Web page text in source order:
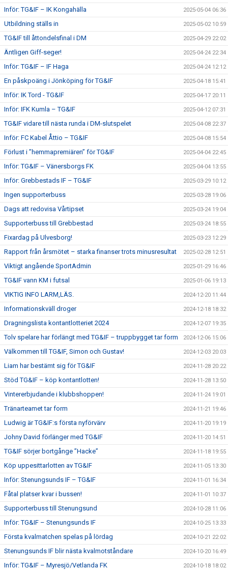
Inför: TG&IF – IK Kongahälla 2025-05-04 06:36
Utbildning ställs in 2025-05-02 10:59
TG&IF till åttondelsfinal i DM 2025-04-29 22:02
Äntligen Giff-seger! 2025-04-24 22:34
Inför: TG&IF – IF Haga 2025-04-24 12:12
En påskpoäng i Jönköping för TG&IF 2025-04-18 15:41
Inför: IK Tord - TG&IF 2025-04-17 20:11
Inför: IFK Kumla – TG&IF 2025-04-12 07:31
TG&IF vidare till nästa runda i DM-slutspelet 2025-04-08 22:37
Inför: FC Kabel Åttio – TG&IF 2025-04-08 15:54
Förlust i ”hemmapremiären” för TG&IF 2025-04-04 22:45
Inför: TG&IF – Vänersborgs FK 2025-04-04 13:55
Inför: Grebbestads IF – TG&IF 2025-03-29 10:12
Ingen supporterbuss 2025-03-28 19:06
Dags att redovisa Vårtipset 2025-03-24 19:04
Supporterbuss till Grebbestad 2025-03-24 18:55
Fixardag på Ulvesborg! 2025-03-23 12:29
Rapport från årsmötet – starka finanser trots minusresultat 2025-02-28 12:51
Viktigt angående SportAdmin 2025-01-29 16:46
TG&IF vann KM i futsal 2025-01-06 19:13
VIKTIG INFO LARM,LÄS. 2024-12-20 11:44
Informationskväll droger 2024-12-18 18:32
Dragningslista kontantlotteriet 2024 2024-12-07 19:35
Tolv spelare har förlängt med TG&IF – truppbygget tar form 2024-12-06 15:06
Välkommen till TG&IF, Simon och Gustav! 2024-12-03 20:03
Liam har bestämt sig för TG&IF 2024-11-28 20:22
Stöd TG&IF – köp kontantlotten! 2024-11-28 13:50
Vintererbjudande i klubbshoppen! 2024-11-24 19:01
Tränarteamet tar form 2024-11-21 19:46
Ludwig är TG&IF:s första nyförvärv 2024-11-20 19:19
Johny David förlänger med TG&IF 2024-11-20 14:51
TG&IF sörjer bortgånge ”Hacke” 2024-11-18 19:55
Köp uppesittarlotten av TG&IF 2024-11-05 13:30
Inför: Stenungsunds IF – TG&IF 2024-11-01 16:34
Fåtal platser kvar i bussen! 2024-11-01 10:37
Supporterbuss till Stenungsund 2024-10-28 11:06
Inför: TG&IF – Stenungsunds IF 2024-10-25 13:33
Första kvalmatchen spelas på lördag 2024-10-21 22:02
Stenungsunds IF blir nästa kvalmotståndare 2024-10-20 16:49
Inför: TG&IF – Myresjö/Vetlanda FK 2024-10-18 18:02